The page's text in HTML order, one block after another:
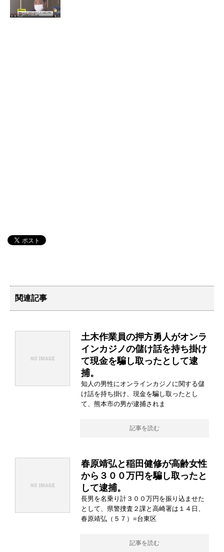
関連記事
土木作業員の押方勇人がオンラ
インカジノの儲け話を持ち掛け
て現金を騙し取ったとして逮
捕。
知人の男性にオンラインカジノに関する儲
け話を持ち掛け、現金を騙し取ったとし
て、熊本市の男が逮捕されま
記事を読む
春原靖弘と稲田健修が高齢女性
から３００万円を騙し取ったと
して逮捕。
長男を名乗り計３００万円を振り込ませた
として、県警捜査２課と高崎署は１４日、
春原靖弘（５７）=台東区
記事を読む